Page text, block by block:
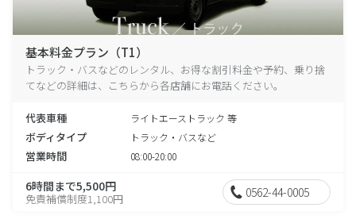
基本料金プラン（T1）
トラック・バスなどのレンタル、お得な割引料金や予約、乗り捨
てなどの詳細は、こちらから各店舗にお電話ください。
代表車種 ライトエーストラック 等
ボディタイプ トラック・バスなど
営業時間 08:00-20:00
6時間まで5,500円
免責補償制度1,100円 0562-44-0005